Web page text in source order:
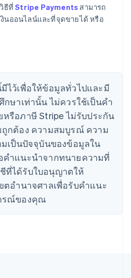
ธีที่Stripe Payments สามารถ
นออนไลน์และที่จุดขายได้ หรือ
ไว้เพื่อให้ข้อมูลทั่วไปและมี
กษาเท่านั้น ไม่ควรใช้เป็นคํา
รือภาษี Stripe ไม่รับประกัน
กต้อง ความสมบูรณ์ ความ
เป็นปัจจุบันของข้อมูลใน
าแนะนําจากทนายความที่
ที่ได้รับใบอนุญาตให้
ตอํานาจศาลเพื่อรับคําแนะ
รณ์ของคุณ